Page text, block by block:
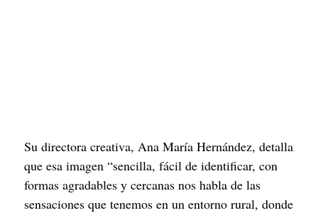
Su directora creativa, Ana María Hernández, detalla
que esa imagen “sencilla, fácil de identificar, con
formas agradables y cercanas nos habla de las
sensaciones que tenemos en un entorno rural, donde